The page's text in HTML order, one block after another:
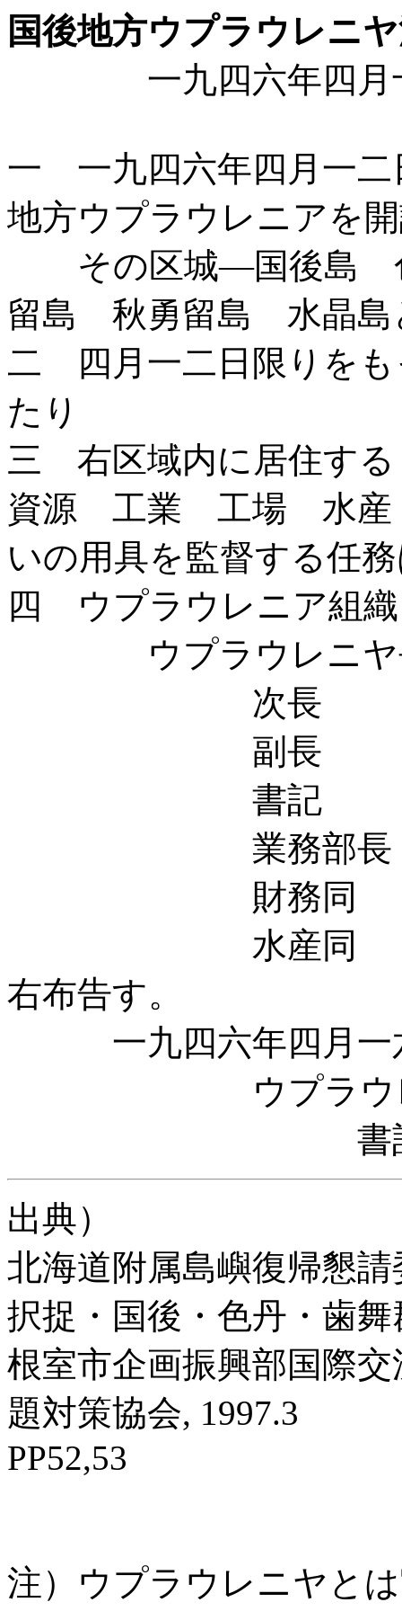
国後地方ウプラウレニ
一九四六年四月十
一 一九四六年四月一二
地方ウプラウレニアを
その区城―国後島
留島 秋勇留島 水晶島
二 四月一二日限りをも
たり
三 右区域内に居住す
資源 工業 工場 水
いの用具を監督する任
四 ウプラウレニア組織
ウプラウレニヤ
次長
副長
書記 ロマ
業務部長 ロ
財務同
水産同
右布告す。
一九四六年四月一
ウプラウレニ
書記 ロ
出典）
北海道附属島嶼復帰懇
択捉・国後・色丹・歯
根室市企画振興部国際
題対策協会, 1997.3
PP52,53
注）ウプラウレニヤと